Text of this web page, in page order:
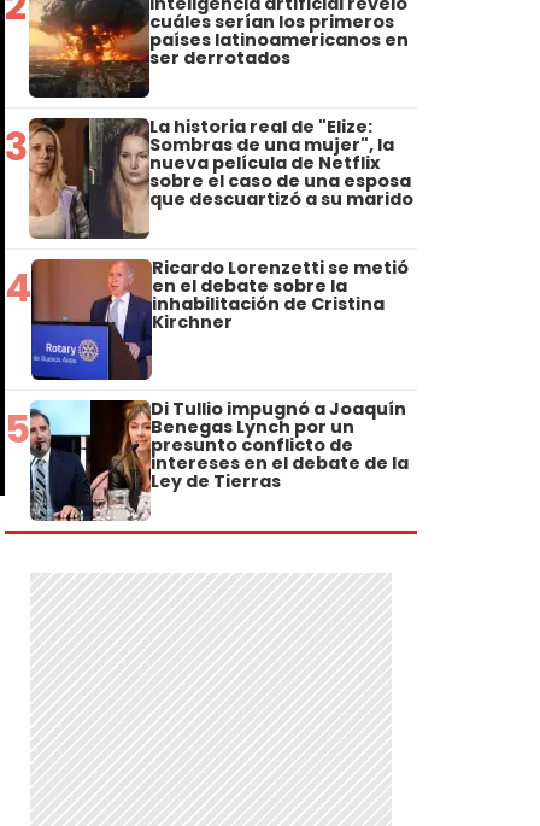
cuáles serían los primeros
países latinoamericanos en
ser derrotados
3 La historia real de "Elize:
Sombras de una mujer", la
nueva película de Netflix
sobre el caso de una esposa
que descuartizó a su marido
4 Ricardo Lorenzetti se metió
en el debate sobre la
inhabilitación de Cristina
Kirchner
5 Di Tullio impugnó a Joaquín
Benegas Lynch por un
presunto conflicto de
intereses en el debate de la
Ley de Tierras